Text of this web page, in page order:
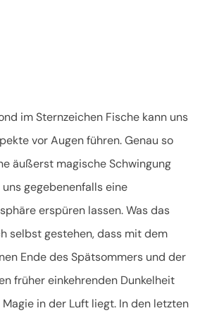
im Sternzeichen Fische kann uns
vor Augen führen. Genau so
äußerst magische Schwingung
gegebenenfalls eine
erspüren lassen. Was das
selbst gestehen, dass mit dem
Ende des Spätsommers und der
früher einkehrenden Dunkelheit
in der Luft liegt. In den letzten